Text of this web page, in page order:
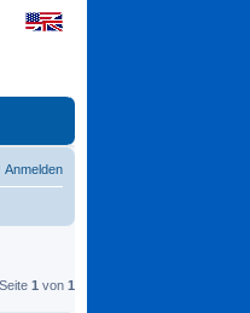
Anmelden
1 von 1